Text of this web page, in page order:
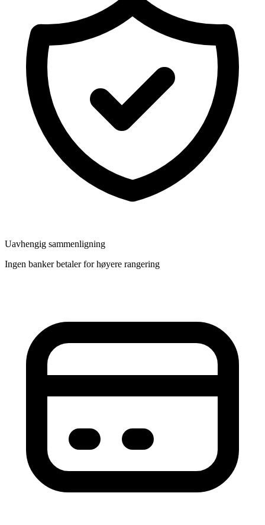
Uavhengig sammenligning
Ingen banker betaler for høyere rangering